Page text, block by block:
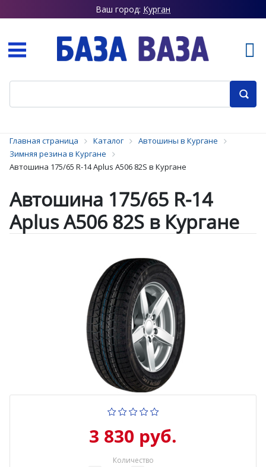
Ваш город: Курган
Главная страница Каталог
Автошины в Кургане
Зимняя резина в Кургане
Автошина 175/65 R-14 Aplus A506 82S в Кургане
Автошина 175/65 R-14
Aplus A506 82S в Кургане
3 830 руб.
Количество